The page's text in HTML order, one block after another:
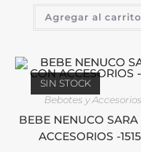
Agregar al carrito
SIN STOCK
Bebotes y Accesorios
BEBE NENUCO SARA
ACCESORIOS -